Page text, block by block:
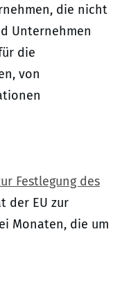
die nicht
Unternehmen
die
von
Festlegung des
der EU zur
Monaten, die um